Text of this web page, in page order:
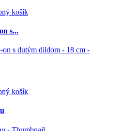
košík
s...
košík